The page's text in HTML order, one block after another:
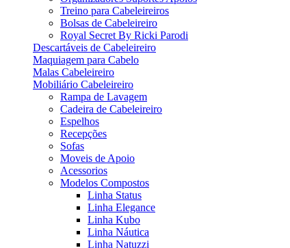
Treino para Cabeleireiros
Bolsas de Cabeleireiro
Royal Secret By Ricki Parodi
Descartáveis de Cabeleireiro
Maquiagem para Cabelo
Malas Cabeleireiro
Mobiliário Cabeleireiro
Rampa de Lavagem
Cadeira de Cabeleireiro
Espelhos
Recepções
Sofas
Moveis de Apoio
Acessorios
Modelos Compostos
Linha Status
Linha Elegance
Linha Kubo
Linha Náutica
Linha Natuzzi